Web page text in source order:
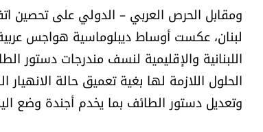
ومقابل الحرص العربي – الدولي على تحصين
لبنان، عكست أوساط ديبلوماسية هواجس
اللبنانية والإقليمية لنسف مندرجات دستور
الحلول اللازمة لها بغية تعميق حالة
وتعديل دستور الطائف بما يخدم أجندة وضع